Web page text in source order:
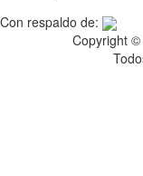
Con respaldo de:
Copyright ©